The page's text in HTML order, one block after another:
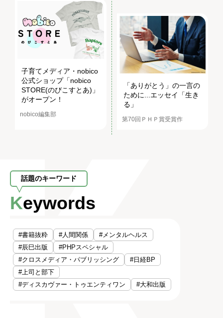
子育てメディア・nobico
公式ショップ「nobico
STORE(のびこすとあ)」
がオープン！
nobico編集部
「ありがとう」の一言の
ために...エッセイ「生き
る」
第70回ＰＨＰ賞受賞作
話題のキーワード
Keywords
#書籍抜粋 #人間関係
#メンタルヘルス
#辰巳出版
#PHPスペシャル
#クロスメディア・パブリッシング
#日経BP
#上司と部下
#ディスカヴァー・トゥエンティワン
#大和出版